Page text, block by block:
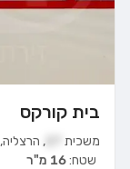
בית קורקס
משכית , הרצליה,
שטח:16 מ"ר